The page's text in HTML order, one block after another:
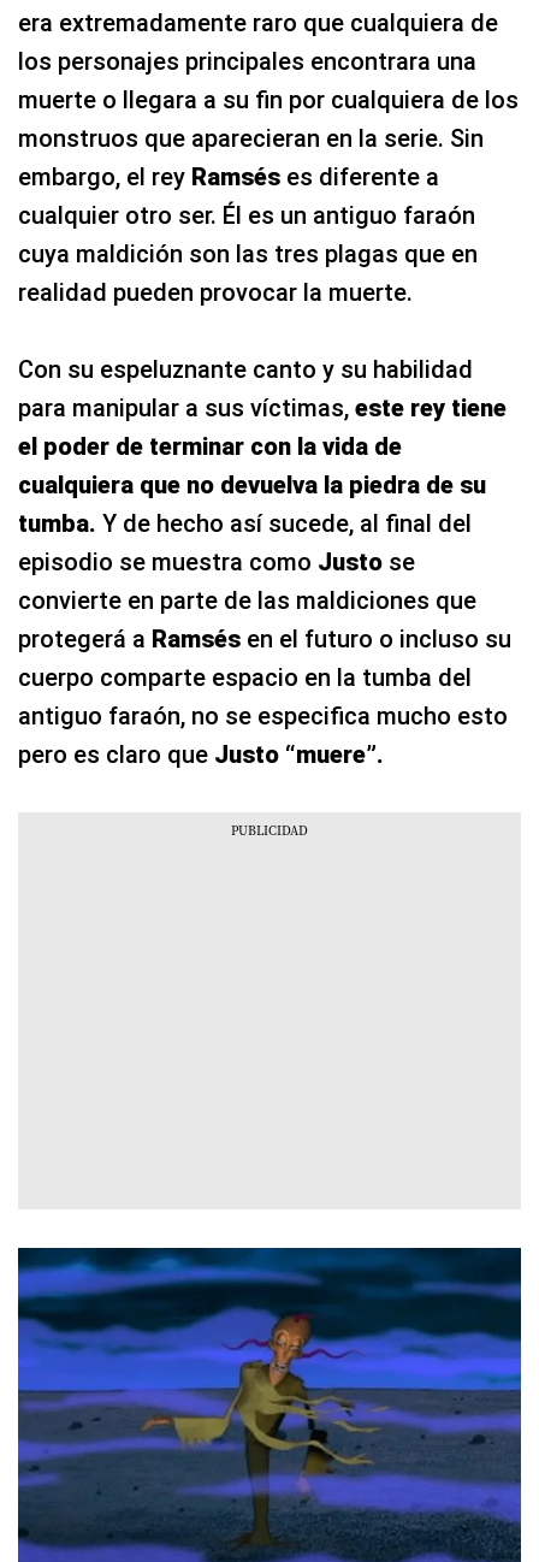
era extremadamente raro que cualquiera de
los personajes principales encontrara una
muerte o llegara a su fin por cualquiera de los
monstruos que aparecieran en la serie. Sin
embargo, el rey Ramsés es diferente a
cualquier otro ser. Él es un antiguo faraón
cuya maldición son las tres plagas que en
realidad pueden provocar la muerte.
Con su espeluznante canto y su habilidad
para manipular a sus víctimas, este rey tiene
el poder de terminar con la vida de
cualquiera que no devuelva la piedra de su
tumba. Y de hecho así sucede, al final del
episodio se muestra como Justo se
convierte en parte de las maldiciones que
protegerá a Ramsés en el futuro o incluso su
cuerpo comparte espacio en la tumba del
antiguo faraón, no se especifica mucho esto
pero es claro que Justo “muere”.